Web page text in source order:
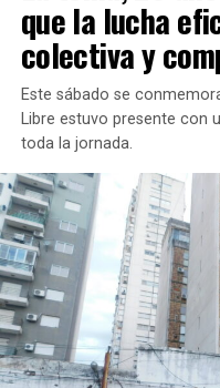
sedes en
Jornada
Cultura,
Trabajo
Santa
Fehttps://
que la lucha
colectiva y
Este sábado se
Libre estuvo presente con
toda la jornada.